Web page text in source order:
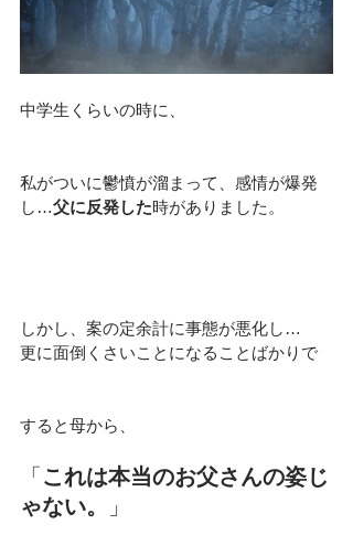
中学生くらいの時に、
私がついに鬱憤が溜まって、 感情が爆発
し…父に反発した時がありました。
しかし、案の定余計に事態が悪化し…
更に面倒くさいことになることばかりで
すると母から、
「 これは本当のお父さんの姿じ
ゃない。
」